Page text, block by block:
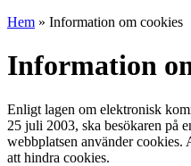
Hem » Information om cookies
Information
Enligt lagen om elektronisk
25 juli 2003, ska besökaren på
webbplatsen använder cookies.
att hindra cookies.